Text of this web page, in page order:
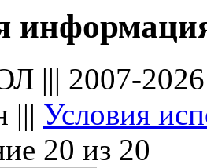
||| 2007-
||| Условия
20 из 20